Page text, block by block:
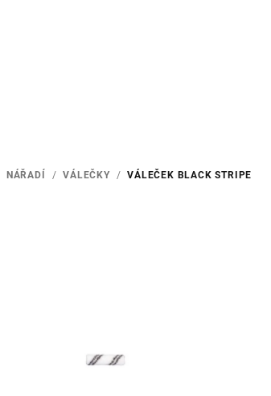
NÁŘADÍ / VÁLEČKY / VÁLEČEK BLACK STRIPE